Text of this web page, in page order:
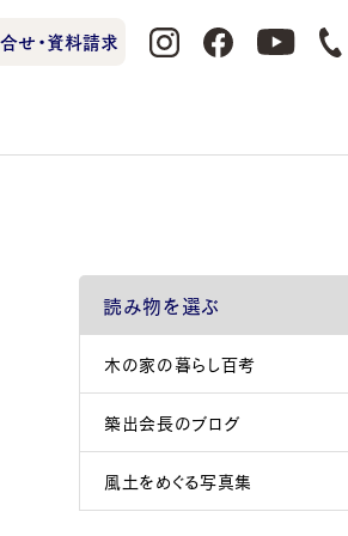
せ・資料請求
読み物を選ぶ
木の家の暮らし百考
築出会長のブログ
風土をめぐる写真集